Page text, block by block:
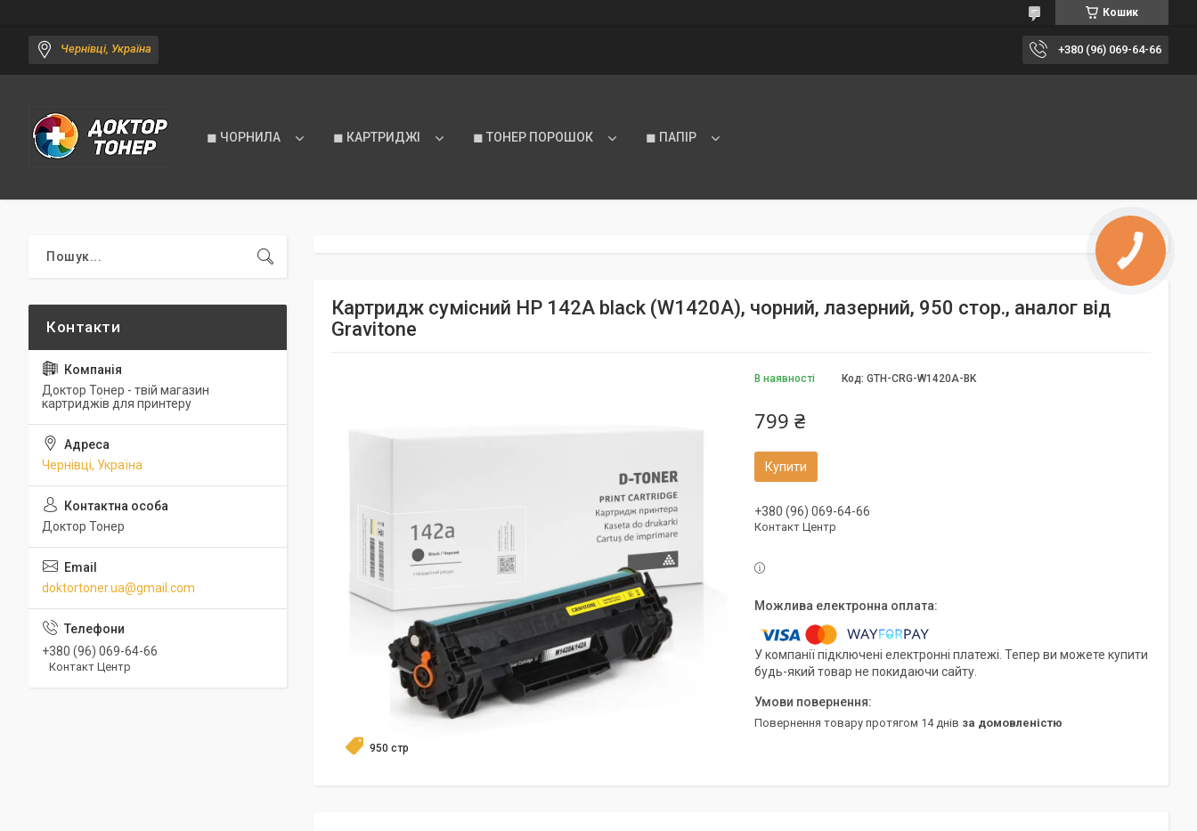
Кошик
Чернівці, Україна +380 (96) 069-64-66
◼ ЧОРНИЛА ◼ КАРТРИДЖІ ◼ ТОНЕР ПОРОШОК ◼ ПАПІР
Картридж сумісний HP 142A black (W1420A), чорний, лазерний, 950 стор., аналог від
Gravitone
950 стр
В наявності Код: GTH-CRG-W1420A-BK
799 ₴
Купити
+380 (96) 069-64-66
Контакт Центр
У компанії підключені електронні платежі. Тепер ви можете купити
будь-який товар не покидаючи сайту.
повернення товару протягом 14 днів за домовленістю
Доктор Тонер - твій магазин
картриджів для принтеру
Чернівці, Україна
Доктор Тонер
doktortoner.ua@gmail.com
+380 (96) 069-64-66
Контакт Центр